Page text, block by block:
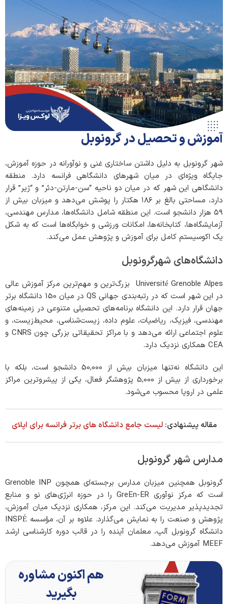
آموزش و تحصیل در گرونوبل
شهر گرونوبل به دلیل داشتن ساختاری غنی و نوآورانه در حوزه آموزش،
جایگاه ویژه‌ای در میان شهرهای دانشگاهی فرانسه دارد. منطقه
دانشگاهی این شهر که در میان دو ناحیه “سن-مارتن-دئر” و “ژیر” قرار
دارد، مساحتی بالغ بر ۱۸۶ هکتار را پوشش می‌دهد و میزبان بیش از
۵۹ هزار دانشجو است. این منطقه شامل دانشگاه‌ها، مدارس مهندسی،
آزمایشگاه‌ها، کتابخانه‌ها، امکانات ورزشی و خوابگاه‌ها است که به شکل
یک اکوسیستم کامل برای آموزش و پژوهش عمل می‌کند.
دانشگاه‌های شهرگرونوبل
Université Grenoble Alpes بزرگ‌ترین و مهم‌ترین مرکز آموزش عالی
در این شهر است که در رتبه‌بندی جهانی QS در میان 150 دانشگاه برتر
جهان قرار دارد. این دانشگاه برنامه‌های تحصیلی متنوعی در زمینه‌های
مهندسی، فیزیک، ریاضیات، علوم داده، زیست‌شناسی، محیط‌زیست، و
علوم اجتماعی ارائه می‌دهد و با مراکز تحقیقاتی بزرگی چون CNRS و
CEA همکاری نزدیک دارد​.
این دانشگاه نه‌تنها میزبان بیش از 50,000 دانشجو است، بلکه با
برخورداری از بیش از 5,000 پژوهشگر فعال، یکی از پیشروترین مراکز
علمی در اروپا محسوب می‌شود.
مقاله پیشنهادی:لیست جامع دانشگاه های برتر فرانسه برای اپلای
مدارس شهر گرونوبل
گرونوبل همچنین میزبان مدارس برجسته‌ای همچون Grenoble INP
است که مرکز نوآوری GreEn-ER را در حوزه انرژی‌های نو و منابع
تجدیدپذیر مدیریت می‌کند. این مرکز، همکاری نزدیک میان آموزش،
پژوهش و صنعت را به نمایش می‌گذارد. علاوه بر آن، مؤسسه INSPÉ
دانشگاه گرونوبل آلپ، معلمان آینده را در قالب دوره کارشناسی ارشد
MEEF آموزش می‌دهد.
هم اکنون مشاوره
بگیرید